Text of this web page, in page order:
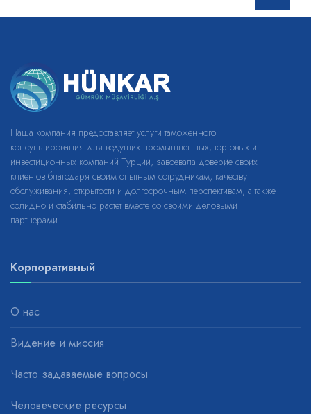
Наша компания предоставляет услуги таможенного
консультирования для ведущих промышленных, торговых и
инвестиционных компаний Турции, завоевала доверие своих
клиентов благодаря своим опытным сотрудникам, качеству
обслуживания, открытости и долгосрочным перспективам, а также
солидно и стабильно растет вместе со своими деловыми
партнерами.
Корпоративный
О нас
Видение и миссия
Часто задаваемые вопросы
Человеческие ресурсы